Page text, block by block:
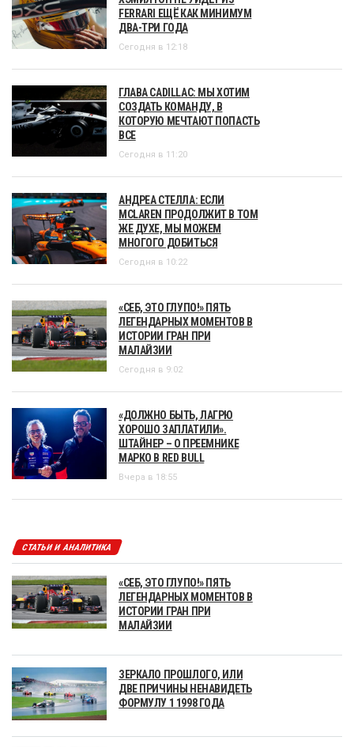
FERRARI ЕЩЁ КАК МИНИМУМ
ДВА-ТРИ ГОДА
Сегодня в 12:18
ГЛАВА CADILLAC: МЫ ХОТИМ
СОЗДАТЬ КОМАНДУ, В
КОТОРУЮ МЕЧТАЮТ ПОПАСТЬ
ВСЕ
Сегодня в 11:20
АНДРЕА СТЕЛЛА: ЕСЛИ
MCLAREN ПРОДОЛЖИТ В ТОМ
ЖЕ ДУХЕ, МЫ МОЖЕМ
МНОГОГО ДОБИТЬСЯ
Сегодня в 10:22
«СЕБ, ЭТО ГЛУПО!» ПЯТЬ
ЛЕГЕНДАРНЫХ МОМЕНТОВ В
ИСТОРИИ ГРАН ПРИ
МАЛАЙЗИИ
Сегодня в 9:02
«ДОЛЖНО БЫТЬ, ЛАГРЮ
ХОРОШО ЗАПЛАТИЛИ».
ШТАЙНЕР – О ПРЕЕМНИКЕ
МАРКО В RED BULL
Вчера в 18:55
СТАТЬИ И АНАЛИТИКА
«СЕБ, ЭТО ГЛУПО!» ПЯТЬ
ЛЕГЕНДАРНЫХ МОМЕНТОВ В
ИСТОРИИ ГРАН ПРИ
МАЛАЙЗИИ
ЗЕРКАЛО ПРОШЛОГО, ИЛИ
ДВЕ ПРИЧИНЫ НЕНАВИДЕТЬ
ФОРМУЛУ 1 1998 ГОДА